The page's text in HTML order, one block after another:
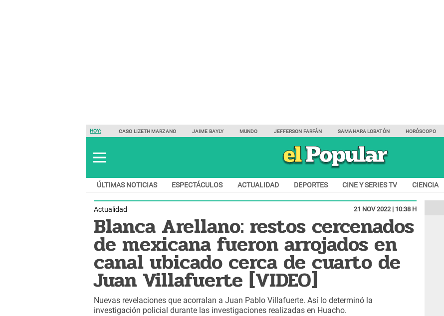
HOY: CASO LIZETH MARZANO JAIME BAYLY MUNDO JEFFERSON FARFÁN SAMAHARA LOBATÓN HORÓSCOPO
ÚLTIMAS NOTICIAS ESPECTÁCULOS ACTUALIDAD DEPORTES CINE Y SERIES TV CIENCIA
Actualidad 21 NOV 2022 | 10:38 H
Blanca Arellano: restos cercenados
de mexicana fueron arrojados en
canal ubicado cerca de cuarto de
Juan Villafuerte [VIDEO]
Nuevas revelaciones que acorralan a Juan Pablo Villafuerte. Así lo determinó la
investigación policial durante las investigaciones realizadas en Huacho.